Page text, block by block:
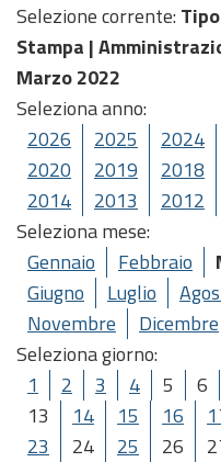
Selezione corrente:
Stampa |
Marzo 2022
Seleziona anno:
2026
2025 2024
2020
2019 2018
2014
2013 2012
Seleziona mese:
Gennaio
Febbraio
Giugno
Luglio
Novembre
Dicembre
Seleziona giorno:
1
2 3 4 5 6
13
14 15 16
23
24 25 26